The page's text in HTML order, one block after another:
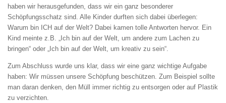
haben wir herausgefunden, dass wir ein ganz besonderer
Schöpfungsschatz sind. Alle Kinder durften sich dabei überlegen:
Warum bin ICH auf der Welt? Dabei kamen tolle Antworten hervor. Ein
Kind meinte z.B. „Ich bin auf der Welt, um andere zum Lachen zu
bringen“ oder „Ich bin auf der Welt, um kreativ zu sein“.
Zum Abschluss wurde uns klar, dass wir eine ganz wichtige Aufgabe
haben: Wir müssen unsere Schöpfung beschützen. Zum Beispiel sollte
man daran denken, den Müll immer richtig zu entsorgen oder auf Plastik
zu verzichten.